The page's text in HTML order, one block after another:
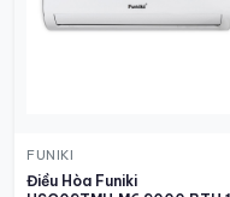
FUNIKI
Điều Hòa Funiki